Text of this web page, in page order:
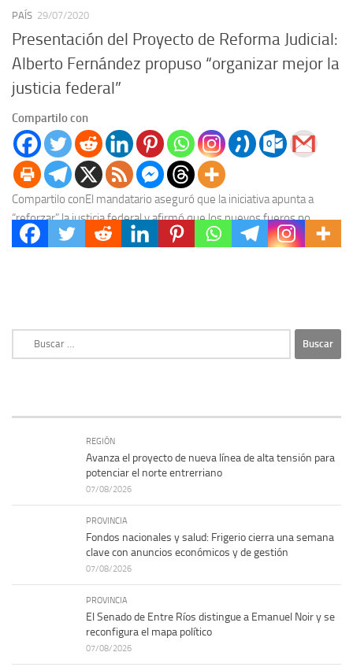
PAÍS 29/07/2020
Presentación del Proyecto de Reforma Judicial:
Alberto Fernández propuso “organizar mejor la
justicia federal”
Compartilo con
Compartilo conEl mandatario aseguró que la iniciativa apunta a
“reforzar” la justicia federal y afirmó que los nuevos fueros no
afectarán “el principio del juez...
REGIÓN
Avanza el proyecto de nueva línea de alta tensión para
potenciar el norte entrerriano
07/08/2026
PROVINCIA
Fondos nacionales y salud: Frigerio cierra una semana
clave con anuncios económicos y de gestión
07/08/2026
PROVINCIA
El Senado de Entre Ríos distingue a Emanuel Noir y se
reconfigura el mapa político
07/08/2026